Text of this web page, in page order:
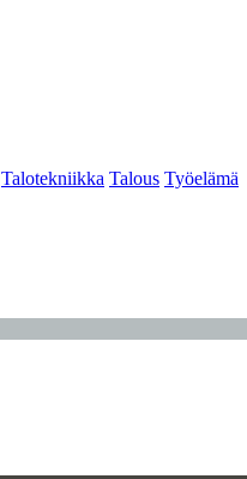
Talotekniikka Talous Työelämä